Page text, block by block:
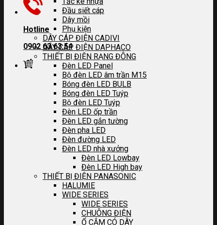
Hotline
0902 63 63 54
Đầu siết cáp
Dây mồi
Phụ kiện
DÂY CÁP ĐIỆN CADIVI
DÂY CÁP ĐIỆN DAPHACO
THIẾT BỊ ĐIỆN RẠNG ĐÔNG
Đèn LED Panel
Bộ đèn LED âm trần M15
Bóng đèn LED BULB
Bóng đèn LED Tuýp
Bộ đèn LED Tuýp
Đèn LED ốp trần
Đèn LED gắn tường
Đèn pha LED
Đèn đường LED
Đèn LED nhà xưởng
Đèn LED Lowbay
Đèn LED High bay
THIẾT BỊ ĐIỆN PANASONIC
HALUMIE
WIDE SERIES
WIDE SERIES
CHUÔNG ĐIỆN
Ổ CẮM CÓ DÂY